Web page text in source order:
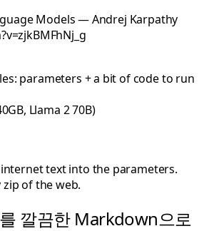
Models — Andrej Karpathy
: parameters + a bit of code to run
Llama 2 70B)
internet textinto the parameters.
zip of the web.
깔끔한 Markdown으로